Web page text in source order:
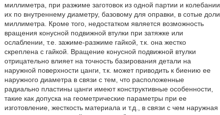
миллиметра, при разжиме заготовок из одной партии и колебании
их по внутреннему диаметру, базовому для оправки, в сотые доли
миллиметра. Кроме того, недостатком является возможность
вращения конусной подвижной втулки при затяжке или
ослаблении, т.е. зажиме-разжиме гайкой, т.к. она жестко
скреплена с гайкой. Вращение конусной подвижной втулки
отрицательно влияет на точность базирования детали на
наружной поверхности цанги, т.к. может приводить к биению ее
наружного диаметра в связи с тем, что расположенные
радиально пластины цанги имеют конструктивные особенности,
такие как допуска на геометрические параметры при ее
изготовление, жесткость материала и т.д., в связи с чем наружная